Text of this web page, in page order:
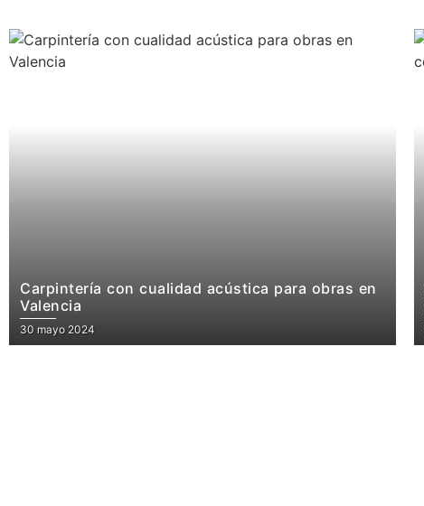
Carpintería con cualidad acústica para obras en
Valencia
30 mayo 2024